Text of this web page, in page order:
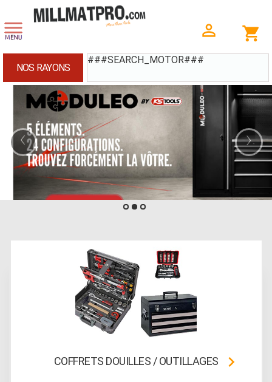
###SEARCH_MOTOR###
NOS RAYONS
‹ ›
COFFRETS DOUILLES / OUTILLAGES